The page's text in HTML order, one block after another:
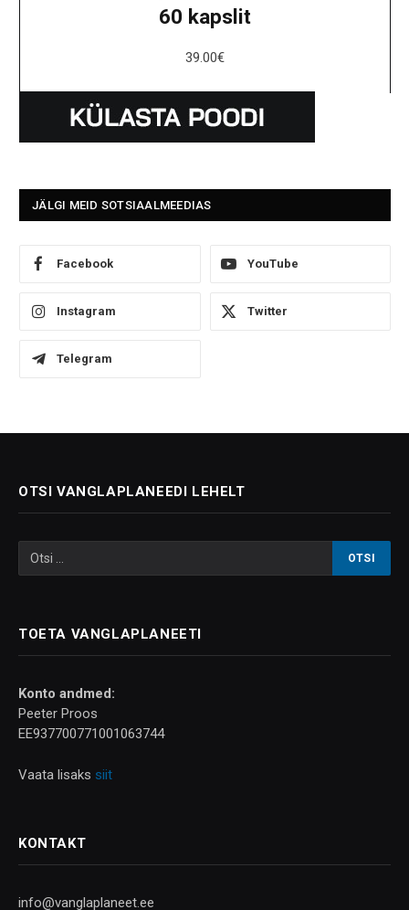
60 kapslit
39.00€
JÄLGI MEID SOTSIAALMEEDIAS
Facebook YouTube
Instagram Twitter
Telegram
OTSI VANGLAPLANEEDI LEHELT
TOETA VANGLAPLANEETI
Konto andmed:
Peeter Proos
EE937700771001063744
Vaata lisaks siit
KONTAKT
info@vanglaplaneet.ee